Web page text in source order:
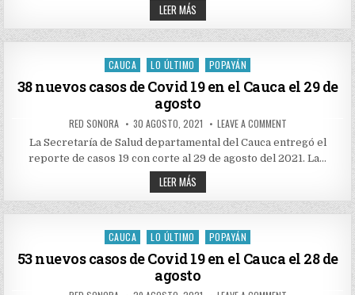
EL
EL
LEER MÁS64
NUEVOS
CASOS
DE
19
EN
EL
CAUCA
EL
30
DE
AGOSTO
Posted
CAUCA LO ÚLTIMO POPAYÁN
38 nuevos casos de Covid 19 en el Cauca el 29 de
agosto
AUTHOR:
RED SONORA PUBLISHED
DATE:
30 AGOSTO, 2021 LEAVE A COMMENTON
NUEVOS
CASOS
DE
EL
EL
La Secretaría de Salud departamental del Cauca entregó el
reporte de casos 19 con corte al 29 de agosto del 2021. La…
LEER MÁS38
NUEVOS
CASOS
DE
19
EN
EL
CAUCA
EL
29
Posted
CAUCA LO ÚLTIMO POPAYÁN
53 nuevos casos de Covid 19 en el Cauca el 28 de
agosto